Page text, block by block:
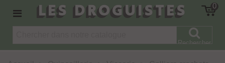
LES DROGUISTES 0
Rechercher